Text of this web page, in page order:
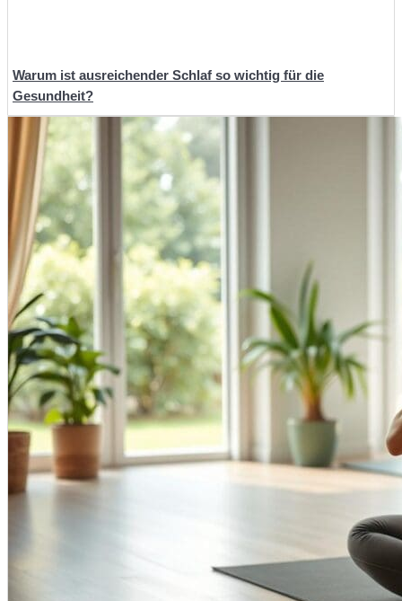
Warum ist ausreichender Schlaf so wichtig für die
Gesundheit?